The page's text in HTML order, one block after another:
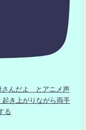
んだよ とアニメ声
き上がりながら両手
る